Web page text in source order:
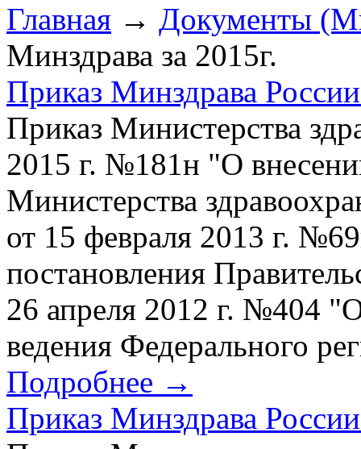
Главная → Документы
Минздрава за 2015г.
Приказ Минздрава
Приказ Министерства
2015 г. №181н "О
Министерства
от 15 февраля 2013 г.
постановления
26 апреля 2012 г. №404
ведения Федерального
Подробнее →
Приказ Минздрава